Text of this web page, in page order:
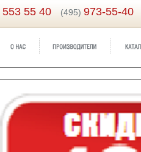
553 55 40 (495) 973-55-40